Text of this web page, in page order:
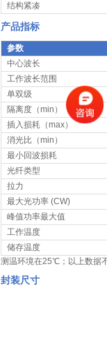
结构紧凑
产品指标
参数
中心波长
工作波长范围
单双级
隔离度（min）
插入损耗（max）
消光比（min）
最小回波损耗
光纤类型
拉力
最大光功率 (CW)
峰值功率最大值
工作温度
储存温度
测温环境在25℃；以上数据
封装尺寸